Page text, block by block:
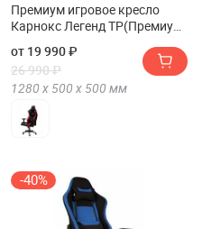
Премиум игровое кресло
Карнокс Легенд ТР(Премиум
LEGEND TR)
от 19 990 ₽
26 990 ₽
1280 х 500 х 500 мм
-40%